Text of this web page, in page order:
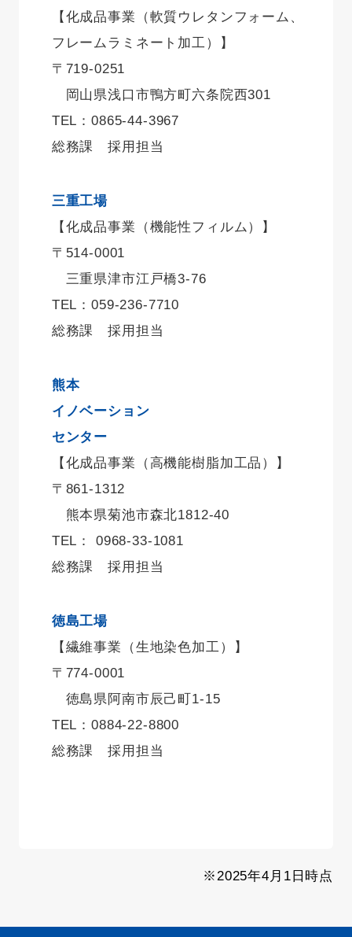
【化成品事業（軟質ウレタンフォーム、
フレームラミネート加工）】
〒719-0251
岡山県浅口市鴨方町六条院西301
TEL：0865-44-3967
総務課 採用担当
三重工場
【化成品事業（機能性フィルム）】
〒514-0001
三重県津市江戸橋3-76
TEL：059-236-7710
総務課 採用担当
熊本
イノベーション
センター
【化成品事業（高機能樹脂加工品）】
〒861-1312
熊本県菊池市森北1812-40
TEL： 0968-33-1081
総務課 採用担当
徳島工場
【繊維事業（生地染色加工）】
〒774-0001
徳島県阿南市辰己町1-15
TEL：0884-22-8800
総務課 採用担当
※2025年4月1日時点